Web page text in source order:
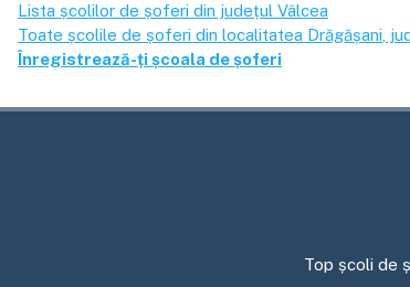
Lista școlilor de șoferi din județul Vâlcea
Toate școlile de șoferi din localitatea Drăgășani ,
Înregistrează-ți școala de șoferi
Top școli de